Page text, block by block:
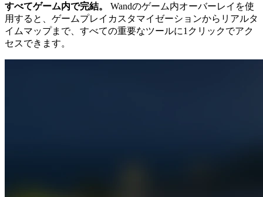
すべてゲーム内で完結。
Wandのゲーム内オーバーレイを使
用すると、ゲームプレイカスタマイゼーションからリアルタ
イムマップまで、すべての重要なツールに1クリックでアク
セスできます。